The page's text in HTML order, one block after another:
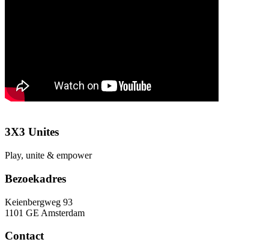
3X3 Unites
Play, unite & empower
Bezoekadres
Keienbergweg 93
1101 GE Amsterdam
Contact